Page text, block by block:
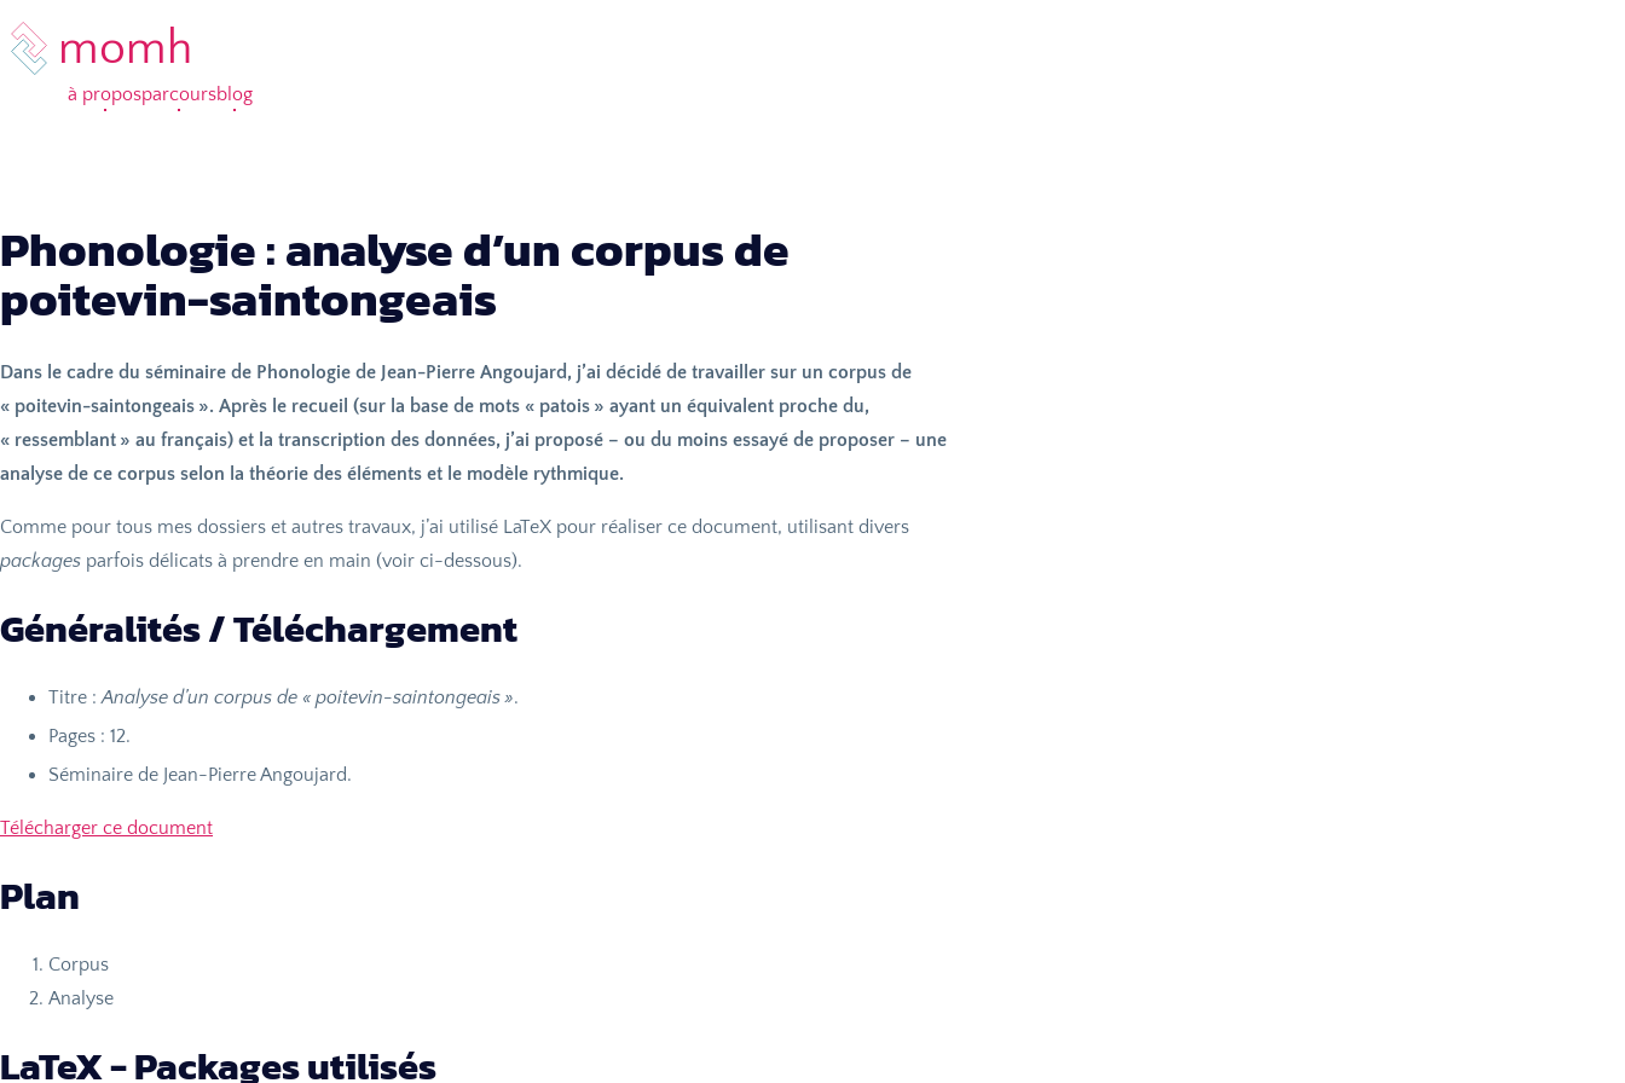
momh
à proposparcoursblog
Phonologie : analyse d’un corpus de
poitevin-saintongeais
Dans le cadre du séminaire de Phonologie de Jean-Pierre Angoujard, j’ai décidé de travailler sur un corpus de
« poitevin-saintongeais ». Après le recueil (sur la base de mots « patois » ayant un équivalent proche du,
« ressemblant » au français) et la transcription des données, j’ai proposé – ou du moins essayé de proposer – une
analyse de ce corpus selon la théorie des éléments et le modèle rythmique.
Comme pour tous mes dossiers et autres travaux, j’ai utilisé LaTeX pour réaliser ce document, utilisant divers
packages parfois délicats à prendre en main (voir ci-dessous).
Généralités / Téléchargement
Titre :Analyse d’un corpus de « poitevin-saintongeais».
Pages : 12.
Séminaire de Jean-Pierre Angoujard.
Télécharger ce document
Plan
Corpus
Analyse
LaTeX - Packages utilisés